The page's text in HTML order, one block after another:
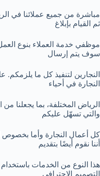
مباشرة من جميع عملائنا في
ثم القيام بإبلاغ
موظفي خدمة العملاء بنوع
سوف يتم إرسال
النجارين لتنفيذ كل ما
النجارة في أحياء
الرياض المختلفة، بما يجعلنا
والتي تسهّل عليكم
كل أعمال النجارة وأما بخصوص
أننا نقوم أيضًا بتقديم
هذا النوع من الخدمات
التصميم الاحترافي